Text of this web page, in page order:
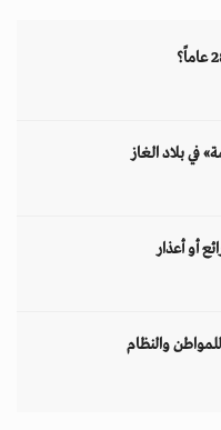
في بلاد الغاز
أو أعذار
والنظام